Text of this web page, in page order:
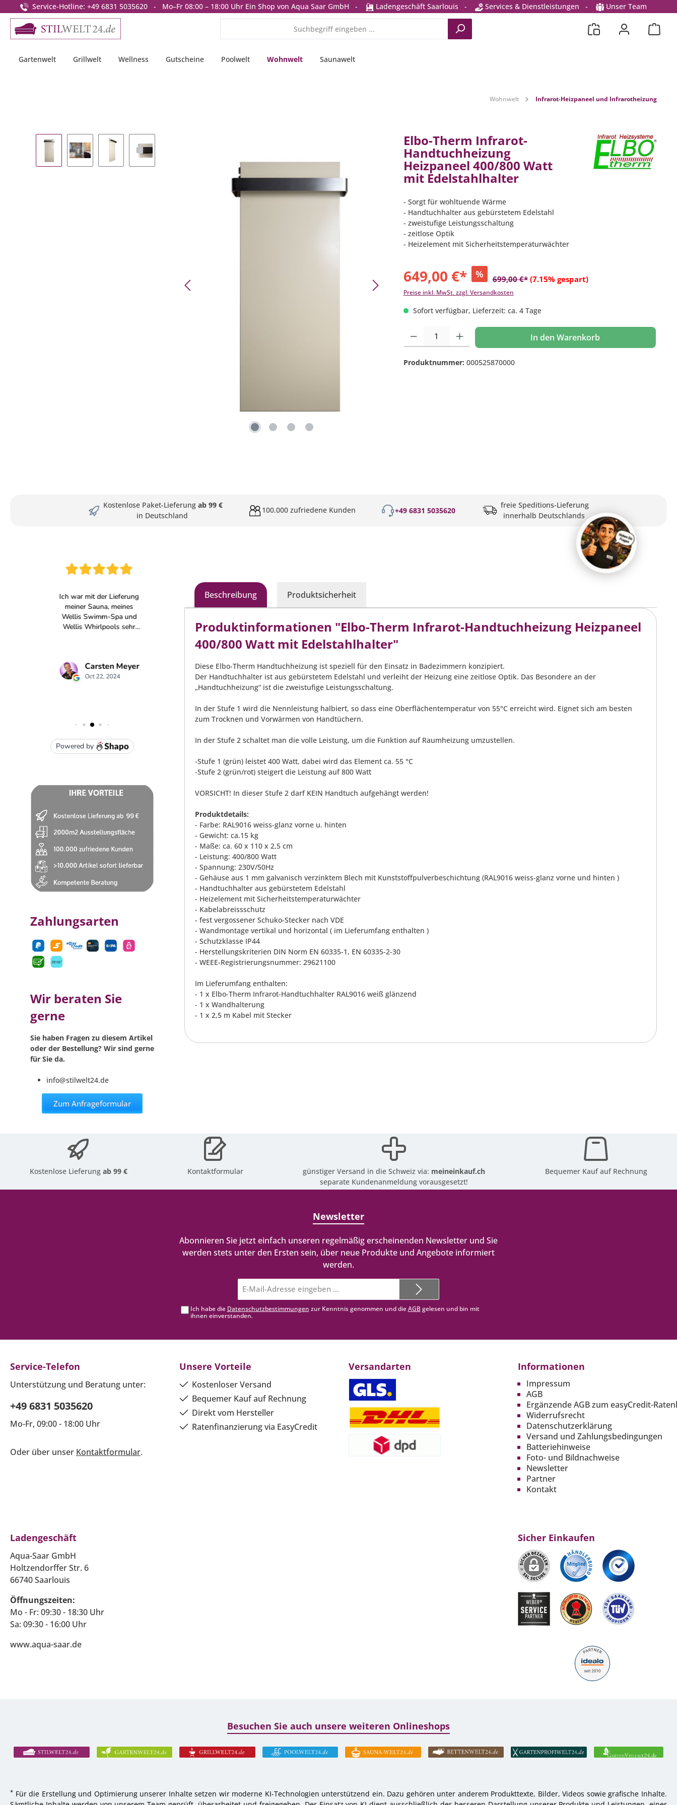
Zur Hauptnavigation springen
Service-Hotline: +49 6831 5035620 - Mo–Fr 08:00 – 18:00 Uhr Ein Shop von Aqua Saar GmbH - Ladengeschäft Saarlouis - Services & Dienstleistungen - Unser Team
Gartenwelt Grillwelt Wellness Gutscheine Poolwelt Wohnwelt Saunawelt
Wohnwelt Infrarot-Heizpaneel und Infrarotheizung
Bildergalerie überspringen Elbo-Therm Infrarot-
Handtuchheizung
Heizpaneel 400/800 Watt
mit Edelstahlhalter
- Sorgt für wohltuende Wärme
- Handtuchhalter aus gebürstetem Edelstahl
- zweistufige Leistungsschaltung
- zeitlose Optik
- Heizelement mit Sicherheitstemperaturwächter
649,00 €* % 699,00 €* (7.15% gespart)
Preise inkl. MwSt. zzgl. Versandkosten
Sofort verfügbar, Lieferzeit: ca. 4 Tage
Produkt Anzahl: Gib den gewünschten Wert ein oder benutze die Schaltflächen um die
In den Warenkorb
Produktnummer: 000525870000
Kostenlose Paket-Lieferung ab 99 €
in Deutschland
100.000 zufriedene Kunden +49 6831 5035620
freie Speditions-Lieferung
innerhalb Deutschlands
Zahlungsarten
Wir beraten Sie
gerne
Sie haben Fragen zu diesem Artikel
oder der Bestellung? Wir sind gerne
für Sie da.
info@stilwelt24.de
Zum Anfrageformular
Beschreibung Produktsicherheit
Produktinformationen "Elbo-Therm Infrarot-Handtuchheizung Heizpaneel
400/800 Watt mit Edelstahlhalter"
Diese Elbo-Therm Handtuchheizung ist speziell für den Einsatz in Badezimmern konzipiert.
Der Handtuchhalter ist aus gebürstetem Edelstahl und verleiht der Heizung eine zeitlose Optik. Das Besondere an der
„Handtuchheizung“ ist die zweistufige Leistungsschaltung.
In der Stufe 1 wird die Nennleistung halbiert, so dass eine Oberflächentemperatur von 55°C erreicht wird. Eignet sich am besten
zum Trocknen und Vorwärmen von Handtüchern.
In der Stufe 2 schaltet man die volle Leistung, um die Funktion auf Raumheizung umzustellen.
-Stufe 1 (grün) leistet 400 Watt, dabei wird das Element ca. 55 °C
-Stufe 2 (grün/rot) steigert die Leistung auf 800 Watt
VORSICHT! In dieser Stufe 2 darf KEIN Handtuch aufgehängt werden!
Produktdetails:
- Farbe: RAL9016 weiss-glanz vorne u. hinten
- Gewicht: ca.15 kg
- Maße: ca. 60 x 110 x 2,5 cm
- Leistung: 400/800 Watt
- Spannung: 230V/50Hz
- Gehäuse aus 1 mm galvanisch verzinktem Blech mit Kunststoffpulverbeschichtung (RAL9016 weiss-glanz vorne und hinten )
- Handtuchhalter aus gebürstetem Edelstahl
- Heizelement mit Sicherheitstemperaturwächter
- Kabelabreissschutz
- fest vergossener Schuko-Stecker nach VDE
- Wandmontage vertikal und horizontal ( im Lieferumfang enthalten )
- Schutzklasse IP44
- Herstellungskriterien DIN Norm EN 60335-1, EN 60335-2-30
- WEEE-Registrierungsnummer: 29621100
Im Lieferumfang enthalten:
- 1 x Elbo-Therm Infrarot-Handtuchhalter RAL9016 weiß glänzend
- 1 x Wandhalterung
- 1 x 2,5 m Kabel mit Stecker
Kostenlose Lieferungab 99 € Kontaktformular günstiger Versand in die Schweiz via: meineinkauf.ch
separate Kundenanmeldung vorausgesetzt!
Bequemer Kauf auf Rechnung
Newsletter
Abonnieren Sie jetzt einfach unseren regelmäßig erscheinenden Newsletter und Sie
werden stets unter den Ersten sein, über neue Produkte und Angebote informiert
werden.
Mail-
Adresse*
Ich habe die Datenschutzbestimmungen zur Kenntnis genommen und dieAGBgelesen und bin mit
ihnen einverstanden.
Service-Telefon
Unterstützung und Beratung unter:
+49 6831 5035620
Mo-Fr, 09:00 - 18:00 Uhr
Oder über unser Kontaktformular.
Unsere Vorteile
Kostenloser Versand
Bequemer Kauf auf Rechnung
Direkt vom Hersteller
Ratenfinanzierung via EasyCredit
Versandarten Informationen
Impressum
AGB
Ergänzende AGB zum easyCredit-
Widerrufsrecht
Datenschutzerklärung
Versand und Zahlungsbedingungen
Batteriehinweise
Foto- und Bildnachweise
Newsletter
Partner
Kontakt
Ladengeschäft
Aqua-Saar GmbH
Holtzendorffer Str. 6
66740 Saarlouis
Öffnungszeiten:
Mo - Fr: 09:30 - 18:30 Uhr
Sa: 09:30 - 16:00 Uhr
www.aqua-saar.de
Sicher Einkaufen
Besuchen Sie auch unsere weiteren Onlineshops
* Für die Erstellung und Optimierung unserer Inhalte setzen wir moderne KI-Technologien unterstützend ein. Dazu gehören unter anderem Produkttexte, Bilder, Videos sowie grafische Inhalte.